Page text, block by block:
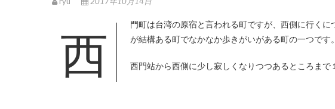
西門町は台湾の原宿と言われる町ですが、西側に行くにつれてそんな活気とは程遠い場所もあるグラデーション が結構ある町でなかなか歩きがいがある町の一つです。
西門站から西側に少し寂しくなりつつあるところまで